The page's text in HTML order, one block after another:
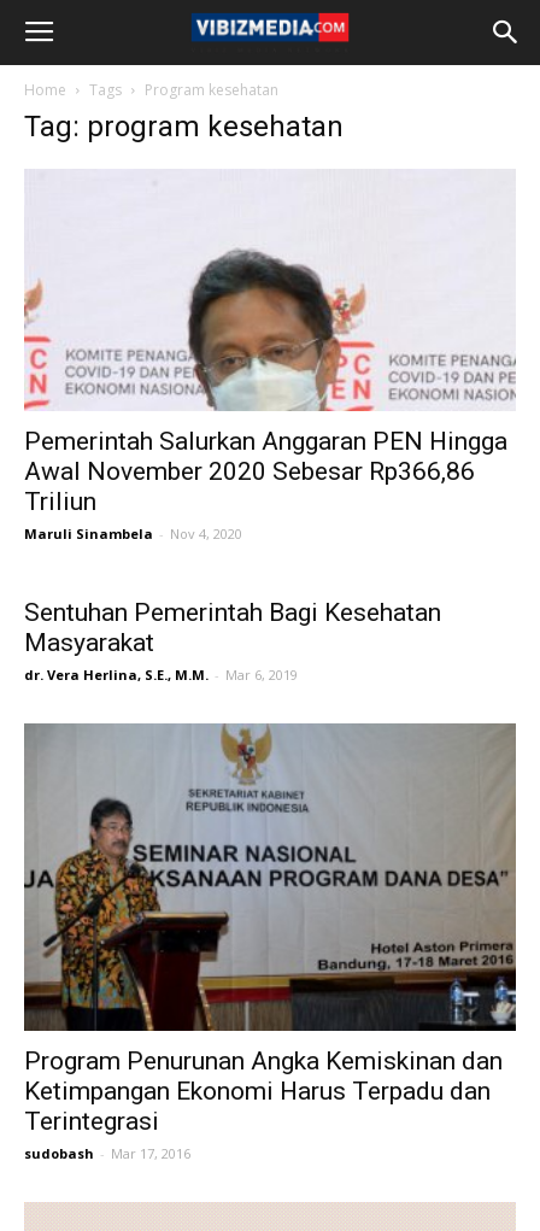
Home Tags Program kesehatan
Tag: program kesehatan
Pemerintah Salurkan Anggaran PEN Hingga
Awal November 2020 Sebesar Rp366,86
Triliun
Maruli Sinambela - Nov 4, 2020
Sentuhan Pemerintah Bagi Kesehatan
Masyarakat
dr. Vera Herlina, S.E., M.M. - Mar 6, 2019
Program Penurunan Angka Kemiskinan dan
Ketimpangan Ekonomi Harus Terpadu dan
Terintegrasi
sudobash - Mar 17, 2016